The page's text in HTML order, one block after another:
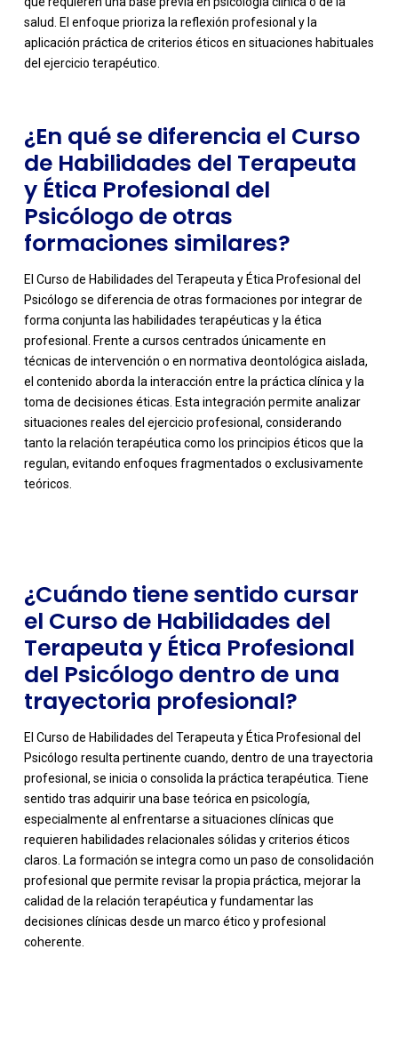
salud. El enfoque prioriza la reflexión profesional y la
aplicación práctica de criterios éticos en situaciones habituales
del ejercicio terapéutico.
¿En qué se diferencia el Curso
de Habilidades del Terapeuta
y Ética Profesional del
Psicólogo de otras
formaciones similares?
El Curso de Habilidades del Terapeuta y Ética Profesional del
Psicólogo se diferencia de otras formaciones por integrar de
forma conjunta las habilidades terapéuticas y la ética
profesional. Frente a cursos centrados únicamente en
técnicas de intervención o en normativa deontológica aislada,
el contenido aborda la interacción entre la práctica clínica y la
toma de decisiones éticas. Esta integración permite analizar
situaciones reales del ejercicio profesional, considerando
tanto la relación terapéutica como los principios éticos que la
regulan, evitando enfoques fragmentados o exclusivamente
teóricos.
-
¿Cuándo tiene sentido cursar
el Curso de Habilidades del
Terapeuta y Ética Profesional
del Psicólogo dentro de una
trayectoria profesional?
El Curso de Habilidades del Terapeuta y Ética Profesional del
Psicólogo resulta pertinente cuando, dentro de una trayectoria
profesional, se inicia o consolida la práctica terapéutica. Tiene
sentido tras adquirir una base teórica en psicología,
especialmente al enfrentarse a situaciones clínicas que
requieren habilidades relacionales sólidas y criterios éticos
claros. La formación se integra como un paso de consolidación
profesional que permite revisar la propia práctica, mejorar la
calidad de la relación terapéutica y fundamentar las
decisiones clínicas desde un marco ético y profesional
coherente.